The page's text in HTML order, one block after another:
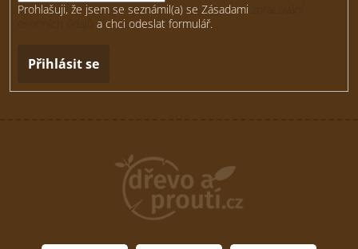
Prohlašuji, že jsem se seznámil(a) se Zásadami
a chci odeslat formulář.
Přihlásit se